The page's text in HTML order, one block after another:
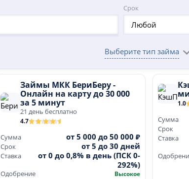
Срок
Любой
Выберите тип займа
Займы МКК БериБеру -
Онлайн на карту до 30 000
за 5 минут
21 день бесплатно
4.7
Сумма от 5 000 до 50 000 ₽
Срок от 5 до 30 дней
Ставка
от 0 до 0,8% в день (ПСК 0-
292%)
Одобрение Высокое
1.0
Сумма
Срок
Ставка